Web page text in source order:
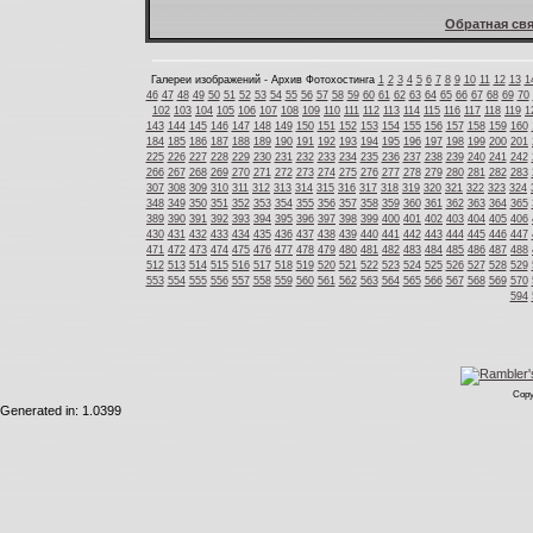
Обратная
Галереи изображений - Архив Фотохостинга 1 2 3 4 5 6 7 8 9 10 11 12 13
46 47 48 49 50 51 52 53 54 55 56 57 58 59 60 61 62 63 64 65 66 67 68 69 70
102 103 104 105 106 107 108 109 110 111 112 113 114 115 116 117 118 119
143 144 145 146 147 148 149 150 151 152 153 154 155 156 157 158 159 160
184 185 186 187 188 189 190 191 192 193 194 195 196 197 198 199 200 201
225 226 227 228 229 230 231 232 233 234 235 236 237 238 239 240 241 242
266 267 268 269 270 271 272 273 274 275 276 277 278 279 280 281 282 283
307 308 309 310 311 312 313 314 315 316 317 318 319 320 321 322 323 324
348 349 350 351 352 353 354 355 356 357 358 359 360 361 362 363 364 365
389 390 391 392 393 394 395 396 397 398 399 400 401 402 403 404 405 406
430 431 432 433 434 435 436 437 438 439 440 441 442 443 444 445 446 447
471 472 473 474 475 476 477 478 479 480 481 482 483 484 485 486 487 488
512 513 514 515 516 517 518 519 520 521 522 523 524 525 526 527 528 529
553 554 555 556 557 558 559 560 561 562 563 564 565 566 567 568 569 570
594
Generated in: 1.0399